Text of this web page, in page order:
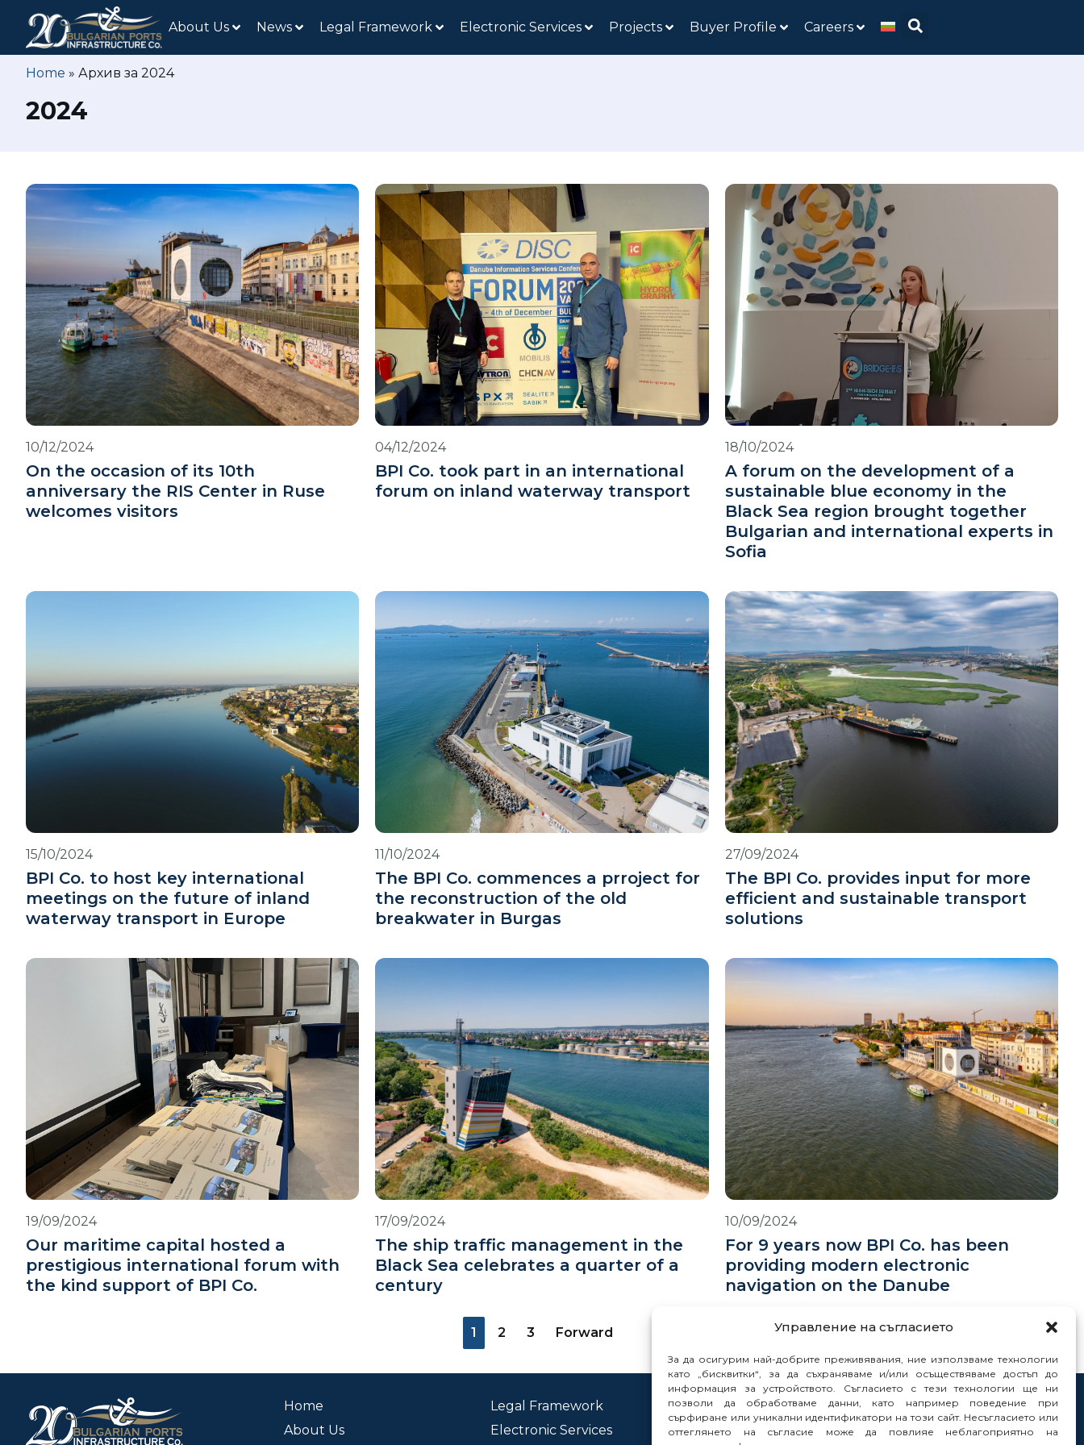
Управление на съгласието
За да осигурим най-добрите преживявания, ние използваме технологии
като „бисквитки“, за да съхраняваме и/или осъществяваме достъп до
информация за устройството. Съгласието с тези технологии ще ни
позволи да обработваме данни, като например поведение при
сърфиране или уникални идентификатори на този сайт. Несъгласието или
оттеглянето на съгласие може да повлияе неблагоприятно на
About Us News Legal Framework Electronic Services Projects Buyer Profile Careers
Home » Архив за 2024
2024
10/12/2024
On the occasion of its 10th
anniversary the RIS Center in Ruse
welcomes visitors
04/12/2024
BPI Co. took part in an international
forum on inland waterway transport
18/10/2024
A forum on the development of a
sustainable blue economy in the
Black Sea region brought together
Bulgarian and international experts in
Sofia
15/10/2024
BPI Co. to host key international
meetings on the future of inland
waterway transport in Europe
11/10/2024
The BPI Co. commences a prroject for
the reconstruction of the old
breakwater in Burgas
27/09/2024
The BPI Co. provides input for more
efficient and sustainable transport
solutions
19/09/2024
Our maritime capital hosted a
prestigious international forum with
the kind support of BPI Co.
17/09/2024
The ship traffic management in the
Black Sea celebrates a quarter of a
century
10/09/2024
For 9 years now BPI Co. has been
providing modern electronic
navigation on the Danube
1 2 3 Forward
Home
About Us
Legal Framework
Electronic Services
Contacts
Reports